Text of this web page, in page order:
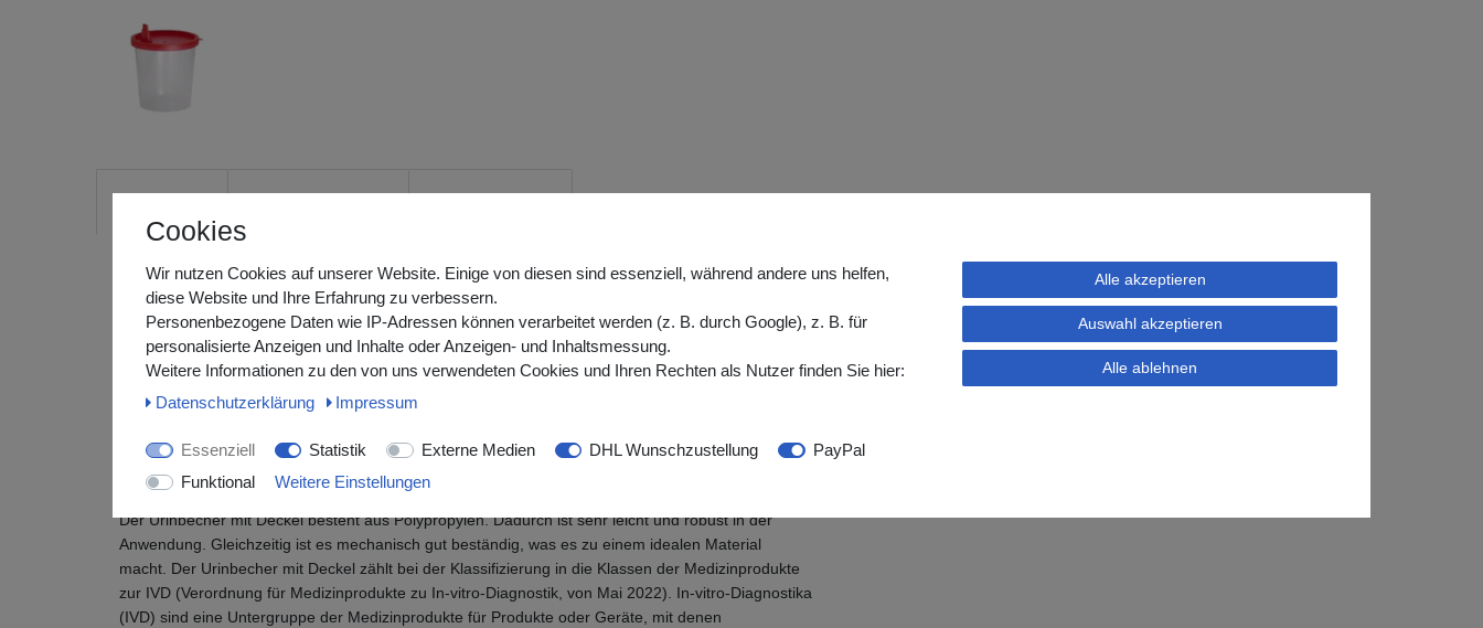
Urinbecher mit Deckel, rot
Der Urinbecher mit Deckel kann dabei helfen, menschliche Ausscheidungen sauber aufzufangen
und für die weitere Untersuchung sicher in die entsprechenden Labors zu transportieren. Viele
Krankheitsbilder lassen sich mit Hilfe der Stuhluntersuchung besser diagnostizieren und
Behandlungen gezielter konzipieren. Der Urinbecher mit Deckel ist in Rot gestaltet. Deswegen
passt der Urinbecher mit Deckel in der Anwendung auch in viele Branchen.
Die wesentlichen Eigenschaften des Urinbechers mit Deckel
Der Urinbecher mit Deckel besteht aus Polypropylen. Dadurch ist sehr leicht und robust in der
Anwendung. Gleichzeitig ist es mechanisch gut beständig, was es zu einem idealen Material
macht. Der Urinbecher mit Deckel zählt bei der Klassifizierung in die Klassen der Medizinprodukte
zur IVD (Verordnung für Medizinprodukte zu In-vitro-Diagnostik, von Mai 2022). In-vitro-Diagnostika
(IVD) sind eine Untergruppe der Medizinprodukte für Produkte oder Geräte, mit denen
Cookies
Wir nutzen Cookies auf unserer Website. Einige von diesen sind essenziell, während andere uns helfen,
diese Website und Ihre Erfahrung zu verbessern.
Personenbezogene Daten wie IP-Adressen können verarbeitet werden (z. B. durch Google), z. B. für
personalisierte Anzeigen und Inhalte oder Anzeigen- und Inhaltsmessung.
Weitere Informationen zu den von uns verwendeten Cookies und Ihren Rechten als Nutzer finden Sie hier:
Daten­schutz­erklärung
Impressum
Essenziell Statistik Externe Medien DHL Wunschzustellung
PayPal
Funktional
Weitere Einstellungen
Alle akzeptieren
Auswahl akzeptieren
Alle ablehnen